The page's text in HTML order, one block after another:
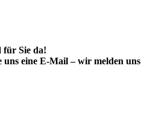
für Sie da!
eine E-Mail – wir melden